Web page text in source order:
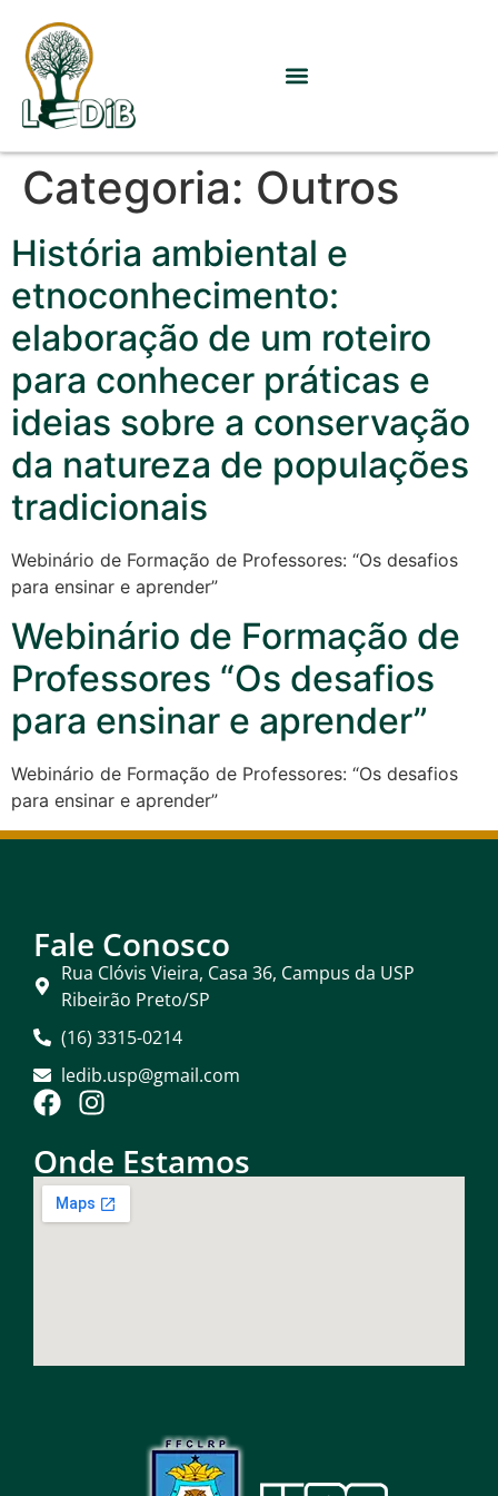
Categoria: Outros
História ambiental e
etnoconhecimento:
elaboração de um roteiro
para conhecer práticas e
ideias sobre a conservação
da natureza de populações
tradicionais
Webinário de Formação de Professores: “Os desafios
para ensinar e aprender”
Webinário de Formação de
Professores “Os desafios
para ensinar e aprender”
Webinário de Formação de Professores: “Os desafios
para ensinar e aprender”
Fale Conosco
Rua Clóvis Vieira, Casa 36, Campus da USP
Ribeirão Preto/SP
(16) 3315-0214
ledib.usp@gmail.com
Onde Estamos